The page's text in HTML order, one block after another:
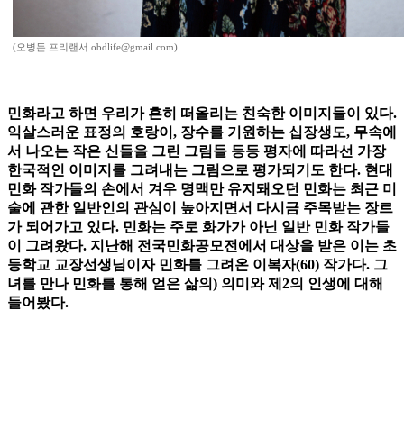
(오병돈 프리랜서 obdlife@gmail.com)
민화라고 하면 우리가 흔히 떠올리는 친숙한 이미지들이 있다.
익살스러운 표정의 호랑이, 장수를 기원하는 십장생도, 무속에
서 나오는 작은 신들을 그린 그림들 등등 평자에 따라선 가장
한국적인 이미지를 그려내는 그림으로 평가되기도 한다. 현대
민화 작가들의 손에서 겨우 명맥만 유지돼오던 민화는 최근 미
술에 관한 일반인의 관심이 높아지면서 다시금 주목받는 장르
가 되어가고 있다. 민화는 주로 화가가 아닌 일반 민화 작가들
이 그려왔다. 지난해 전국민화공모전에서 대상을 받은 이는 초
등학교 교장선생님이자 민화를 그려온 이복자(60) 작가다. 그
녀를 만나 민화를 통해 얻은 삶의) 의미와 제2의 인생에 대해
들어봤다.